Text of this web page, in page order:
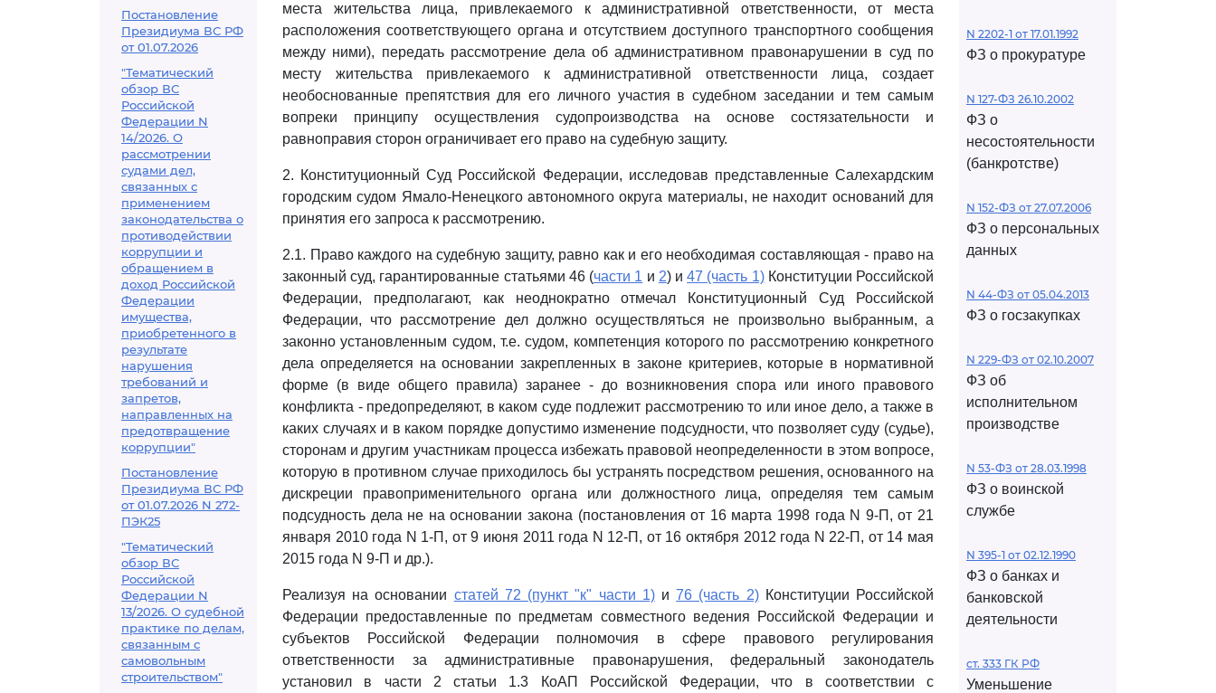
Постановление
Президиума ВС РФ
от 01.07.2026
"Тематический
обзор ВС
Российской
Федерации N
14/2026. О
рассмотрении
судами дел,
связанных с
применением
законодательства о
противодействии
коррупции и
обращением в
доход Российской
Федерации
имущества,
приобретенного в
результате
нарушения
требований и
запретов,
направленных на
предотвращение
коррупции"
Постановление
Президиума ВС РФ
от 01.07.2026 N 272-
ПЭК25
"Тематический
обзор ВС
Российской
Федерации N
13/2026. О судебной
практике по делам,
связанным с
самовольным
строительством"
места жительства лица, привлекаемого к административной ответственности, от места
расположения соответствующего органа и отсутствием доступного транспортного сообщения
между ними), передать рассмотрение дела об административном правонарушении в суд по
месту жительства привлекаемого к административной ответственности лица, создает
необоснованные препятствия для его личного участия в судебном заседании и тем самым
вопреки принципу осуществления судопроизводства на основе состязательности и
равноправия сторон ограничивает его право на судебную защиту.
2. Конституционный Суд Российской Федерации, исследовав представленные Салехардским
городским судом Ямало-Ненецкого автономного округа материалы, не находит оснований для
принятия его запроса к рассмотрению.
2.1. Право каждого на судебную защиту, равно как и его необходимая составляющая - право на
законный суд, гарантированные статьями 46 (части 1 и 2) и47 (часть 1)Конституции Российской
Федерации, предполагают, как неоднократно отмечал Конституционный Суд Российской
Федерации, что рассмотрение дел должно осуществляться не произвольно выбранным, а
законно установленным судом, т.е. судом, компетенция которого по рассмотрению конкретного
дела определяется на основании закрепленных в законе критериев, которые в нормативной
форме (в виде общего правила) заранее - до возникновения спора или иного правового
конфликта - предопределяют, в каком суде подлежит рассмотрению то или иное дело, а также в
каких случаях и в каком порядке допустимо изменение подсудности, что позволяет суду (судье),
сторонам и другим участникам процесса избежать правовой неопределенности в этом вопросе,
которую в противном случае приходилось бы устранять посредством решения, основанного на
дискреции правоприменительного органа или должностного лица, определяя тем самым
подсудность дела не на основании закона (постановления от 16 марта 1998 года N 9-П, от 21
января 2010 года N 1-П, от 9 июня 2011 года N 12-П, от 16 октября 2012 года N 22-П, от 14 мая
2015 года N 9-П и др.).
Реализуя на основании статей 72 (пункт "к" части 1)и76 (часть 2)Конституции Российской
Федерации предоставленные по предметам совместного ведения Российской Федерации и
субъектов Российской Федерации полномочия в сфере правового регулирования
ответственности за административные правонарушения, федеральный законодатель
установил в части 2 статьи 1.3 КоАП Российской Федерации, что в соответствии с
N 2202-1 от 17.01.1992
ФЗ о прокуратуре
N 127-ФЗ 26.10.2002
ФЗ о
несостоятельности
(банкротстве)
N 152-ФЗ от 27.07.2006
ФЗ о персональных
данных
N 44-ФЗ от 05.04.2013
ФЗ о госзакупках
N 229-ФЗ от 02.10.2007
ФЗ об
исполнительном
производстве
N 53-ФЗ от 28.03.1998
ФЗ о воинской
службе
N 395-1 от 02.12.1990
ФЗ о банках и
банковской
деятельности
ст. 333 ГК РФ
Уменьшение